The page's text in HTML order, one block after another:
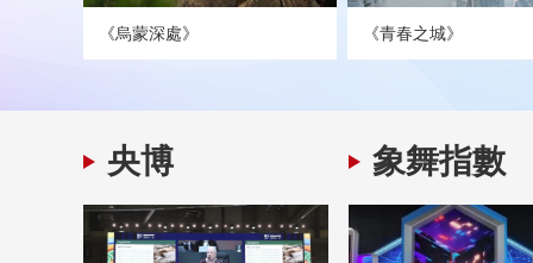
《烏蒙深處》 《青春之城》
央博 象舞指數